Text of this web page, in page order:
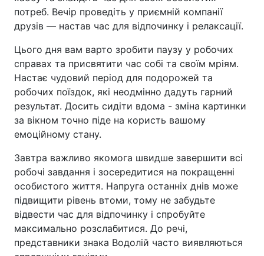
потреб. Вечір проведіть у приємній компанії
друзів — настав час для відпочинку і релаксації.
Цього дня вам варто зробити паузу у робочих
справах та присвятити час собі та своїм мріям.
Настає чудовий період для подорожей та
робочих поїздок, які неодмінно дадуть гарний
результат. Досить сидіти вдома - зміна картинки
за вікном точно піде на користь вашому
емоційному стану.
Завтра важливо якомога швидше завершити всі
робочі завдання і зосередитися на покращенні
особистого життя. Напруга останніх днів може
підвищити рівень втоми, тому не забудьте
відвести час для відпочинку і спробуйте
максимально розслабитися. До речі,
представники знака Водолій часто виявляються